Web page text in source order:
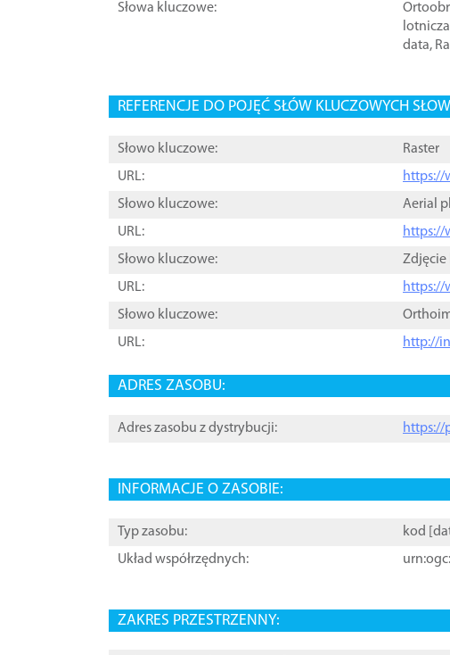
Słowa kluczowe:
lotnicza
data,
REFERENCJE DO POJĘĆ SŁÓW KLUCZOWYCH
Słowo kluczowe:
Raster
URL:
https://
Słowo kluczowe:
Aerial
URL:
https://
Słowo kluczowe:
Zdjęcie
URL:
https://
Słowo kluczowe:
URL:
http://
ADRES ZASOBU:
Adres zasobu z dystrybucji: https://
INFORMACJE O ZASOBIE:
Typ zasobu: kod [
Układ współrzędnych:
ZAKRES PRZESTRZENNY: